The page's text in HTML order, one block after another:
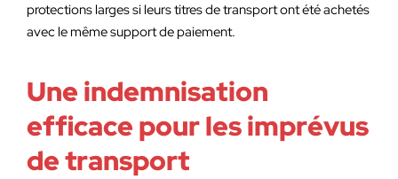
protections larges si leurs titres de transport ont été achetés
avec le même support de paiement.
Une indemnisation
efficace pour les imprévus
de transport